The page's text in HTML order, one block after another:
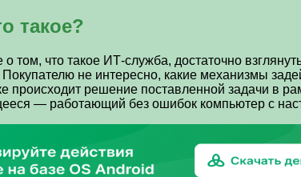
такое?
том, что такое ИТ-служба, достаточно
не интересно, какие механизмы
происходит решение поставленной задачи в
— работающий без ошибок компьютер с